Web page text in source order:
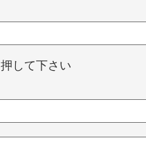
して下さい